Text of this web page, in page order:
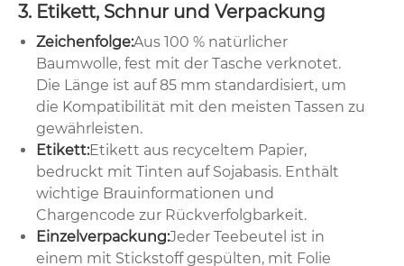
3. Etikett, Schnur und Verpackung
Zeichenfolge:Aus 100 % natürlicher
Baumwolle, fest mit der Tasche verknotet.
Die Länge ist auf 85 mm standardisiert, um
die Kompatibilität mit den meisten Tassen zu
gewährleisten.
Etikett:Etikett aus recyceltem Papier,
bedruckt mit Tinten auf Sojabasis. Enthält
wichtige Brauinformationen und
Chargencode zur Rückverfolgbarkeit.
Einzelverpackung:Jeder Teebeutel ist in
einem mit Stickstoff gespülten, mit Folie